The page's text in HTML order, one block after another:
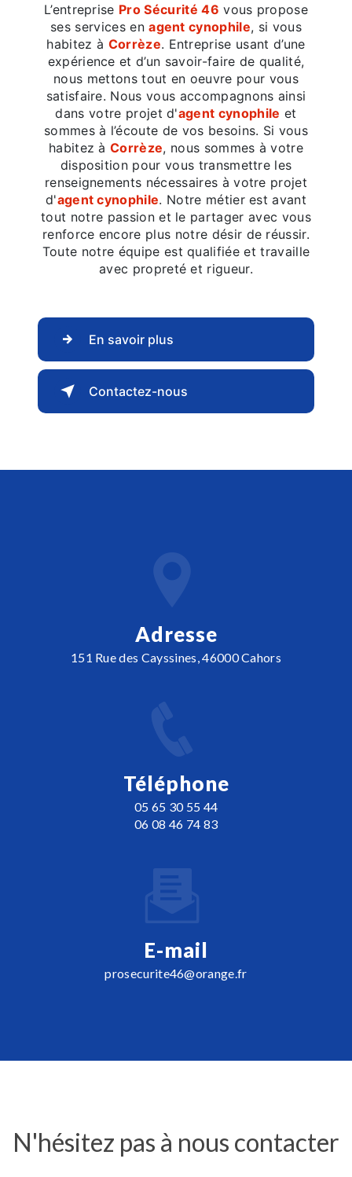
L’entreprise Pro Sécurité 46 vous propose
ses services enagent cynophile, si vous
habitez à Corrèze. Entreprise usant d’une
expérience et d’un savoir-faire de qualité,
nous mettons tout en oeuvre pour vous
satisfaire. Nous vous accompagnons ainsi
dans votre projet d'agent cynophile et
sommes à l’écoute de vos besoins. Si vous
habitez àCorrèze, nous sommes à votre
disposition pour vous transmettre les
renseignements nécessaires à votre projet
d'agent cynophile. Notre métier est avant
tout notre passion et le partager avec vous
renforce encore plus notre désir de réussir.
Toute notre équipe est qualifiée et travaille
avec propreté et rigueur.
En savoir plus
Contactez-nous
Adresse
151 Rue des Cayssines, 46000 Cahors
Téléphone
05 65 30 55 44
06 08 46 74 83
E-mail
prosecurite46@orange.fr
N'hésitez pas à nous contacter